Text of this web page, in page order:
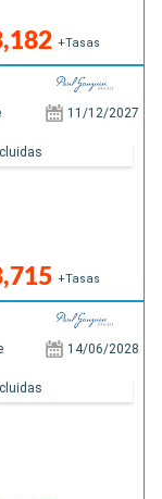
+Tasas
11/12/2027
+Tasas
14/06/2028